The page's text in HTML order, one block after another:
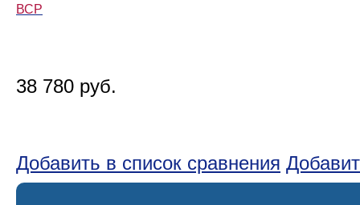
ВСР
38 780 руб.
Добавить в список сравнения